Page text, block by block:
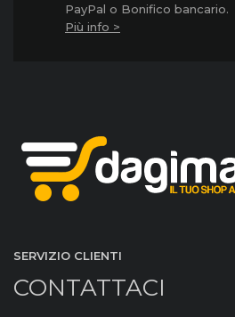
PayPal o Bonifico bancario.
Più info >
SERVIZIO CLIENTI
CONTATTACI